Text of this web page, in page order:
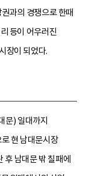
과의 경쟁으로 한때
등이 어우러진
장이 되었다.
문) 일대까지
현 남대문시장
후 남대문 밖 칠패에